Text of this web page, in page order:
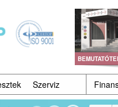
Szerviz